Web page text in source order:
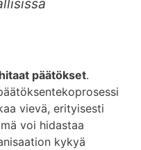
hitaat päätökset.
vievä, erityisesti
voi hidastaa
kykyä